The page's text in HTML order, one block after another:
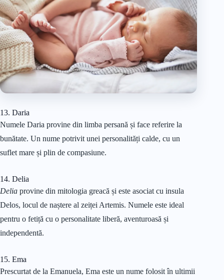
13. Daria
Numele Daria provine din limba persană și face referire la
bunătate. Un nume potrivit unei personalități calde, cu un
suflet mare și plin de compasiune.
14. Delia
Delia provine din mitologia greacă și este asociat cu insula
Delos, locul de naștere al zeiței Artemis. Numele este ideal
pentru o fetiță cu o personalitate liberă, aventuroasă și
independentă.
15. Ema
Prescurtat de la Emanuela, Ema este un nume folosit în ultimii